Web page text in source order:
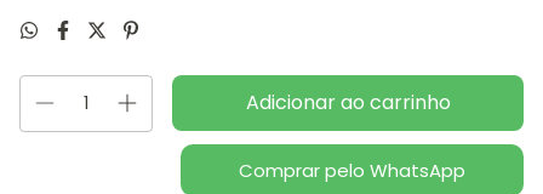
Comprar pelo WhatsApp